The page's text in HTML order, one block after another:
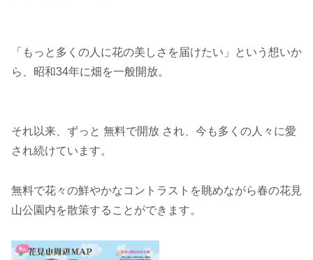
「もっと多くの人に花の美しさを届けたい」という想いか
ら、昭和34年に畑を一般開放。
それ以来、ずっと 無料で開放 され、今も多くの人々に愛
され続けています。
無料で花々の鮮やかなコントラストを眺めながら春の花見
山公園内を散策することができます。